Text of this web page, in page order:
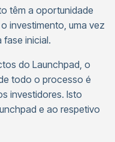
têm a oportunidade
investimento, uma vez
fase inicial.
do Launchpad, o
todo o processo é
investidores. Isto
e ao respetivo